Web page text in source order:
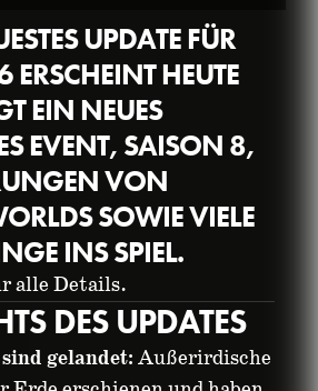
76:
– 1.
UPDATE FÜR
ERSCHEINT HEUTE
EIN NEUES
EVENT, SAISON 8,
VON
SOWIE VIELE
INS SPIEL.
alle Details.
DES UPDATES
gelandet: Außerirdische